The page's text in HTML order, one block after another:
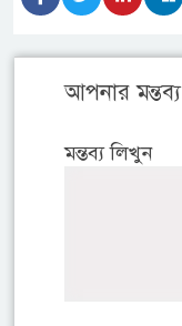
আপনার মন্তব্য
মন্তব্য লিখুন